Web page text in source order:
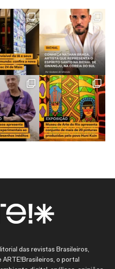
das revistas Brasileiros,
ARTE!Brasileiros, o portal